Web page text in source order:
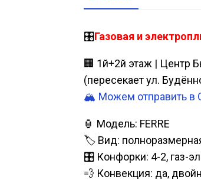
🎛️Газовая и
🏢 1й+2й этаж | Центр
(пересекает ул.
🏔️ Можем отправить в
🏮 Модель: FERRE
🏷️ Вид:
🎛️ Конфорки: 4-2, газ-
💨 Конвекция: да,